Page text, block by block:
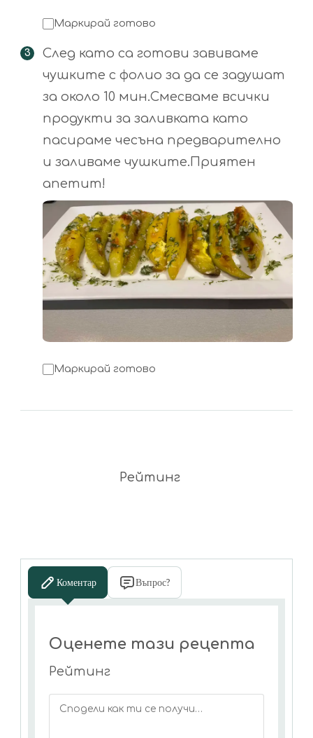
Маркирай готово
След като са готови завиваме
чушките с фолио за да се задушат
за около 10 мин.Смесваме всички
продукти за заливката като
пасираме чесъна предварително
и заливаме чушките.Приятен
апетит!
Маркирай готово
Рейтинг
Коментар Въпрос?
Оценете тази рецепта
Рейтинг